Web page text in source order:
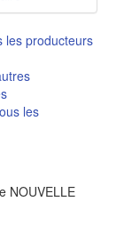
les producteurs
les
NOUVELLE